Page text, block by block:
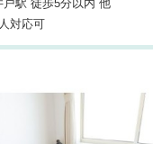
駅 徒歩5分以内 他
対応可